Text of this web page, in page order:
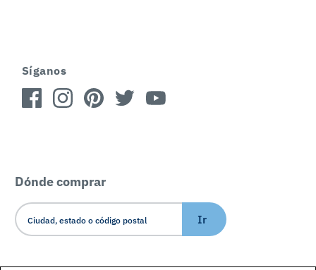
Síganos
Dónde comprar
Ir